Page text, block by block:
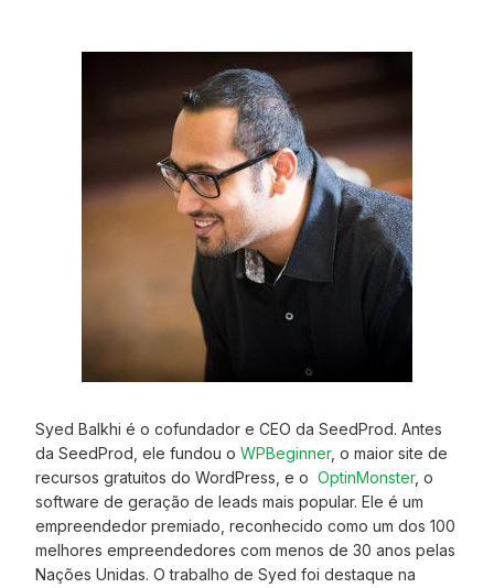
Syed Balkhi é o cofundador e CEO da SeedProd. Antes
da SeedProd, ele fundou o WPBeginner, o maior site de
recursos gratuitos do WordPress, e o OptinMonster, o
software de geração de leads mais popular. Ele é um
empreendedor premiado, reconhecido como um dos 100
melhores empreendedores com menos de 30 anos pelas
Nações Unidas. O trabalho de Syed foi destaque na